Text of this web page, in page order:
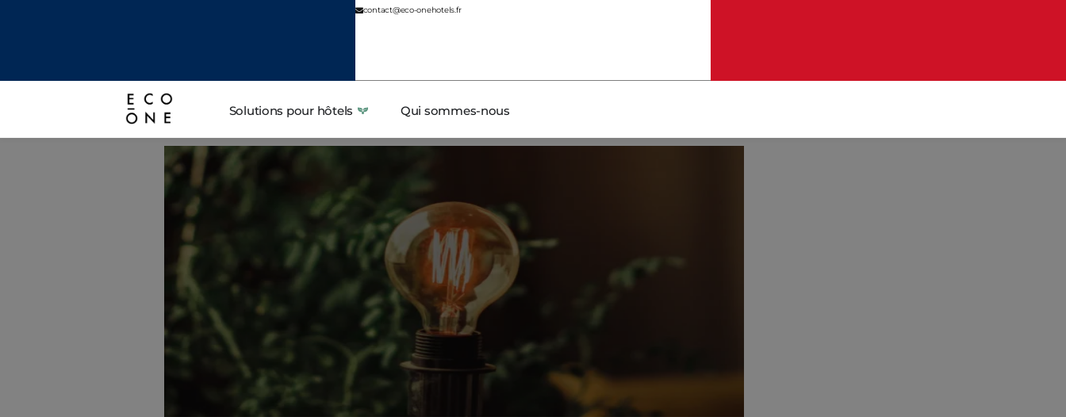
contact@eco-onehotels.fr
Solutions pour hôtels Qui sommes-nous